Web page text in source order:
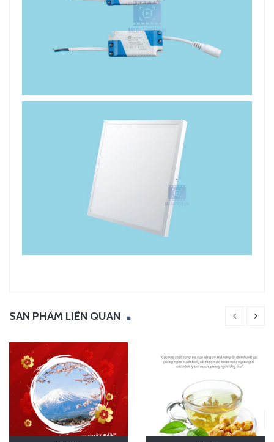
SẢN PHẨM LIÊN QUAN